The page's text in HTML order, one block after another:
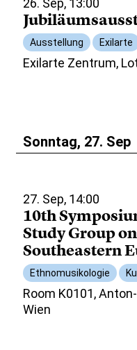
26. Sep, 13:00
Ausstellung Exilarte
Exilarte Zentrum,
Sonntag, 27. Sep
27. Sep, 14:00
10th
Study Group
Southeastern
Ethnomusikologie
Room K0101,
Wien